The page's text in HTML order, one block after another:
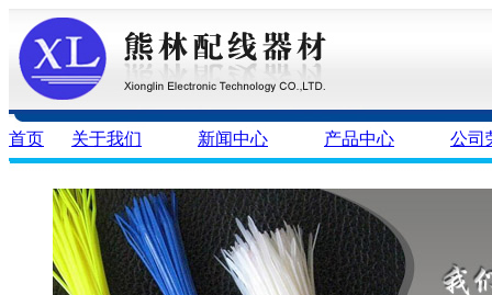
首页 关于我们 新闻中心 产品中心 公司